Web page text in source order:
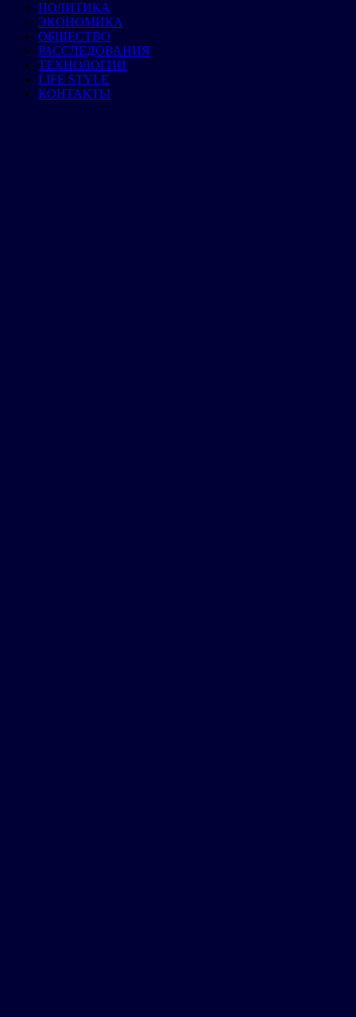
ПОЛИТИКА
ЭКОНОМИКА
ОБЩЕСТВО
РАССЛЕДОВАНИЯ
ТЕХНОЛОГИИ
LIFE STYLE
КОНТАКТЫ